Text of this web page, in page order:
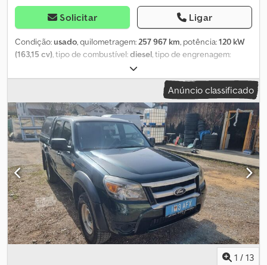
Solicitar Ligar
Condição:usado, quilometragem: 257 967 km, potência:120 kW
(163,15 cv) , tipo de combustível:diesel , tipo de engrenagem:
06/2012
06/2025, classe de emissão:Euro 5, cor:branco, número de
ABS, ar condicionado, filtro de
partículas, programa eletrónico de estabilidade (ESP), sistema
imobilizador, tração integral, * Caminhão Volkswagen Amarok
4Motion * Euro 5 * Distância entre eixos: 3.095 mm - Cilindrada:
1.968 cc * Todas as informações sem garantia * Sujeito a erros e
venda prévia * Número interno: 96 Equipamentos especiais:
Sistema de áudio RCD 310 MP3 (Rádio/CD player), piso dianteiro
em borracha, bloqueio do diferencial (eixo traseiro), interface
elétrica para uso externo (CAN-Bus), tampa traseira de conforto
(trancável, pick-up), porta-objetos multifuncional/apoio de braço
central traseiro acolchoado, para-barros dianteiros e traseiros,
aquecedor adicional auxiliar. Dcsdoyg Af Uopfx Ai Eek Outros
equipamentos: 2ª fileira de bancos (3 lugares), airbag para
condutor e passageiro, preparação para engate de reboque,
Anúncio classificado
1 / 13